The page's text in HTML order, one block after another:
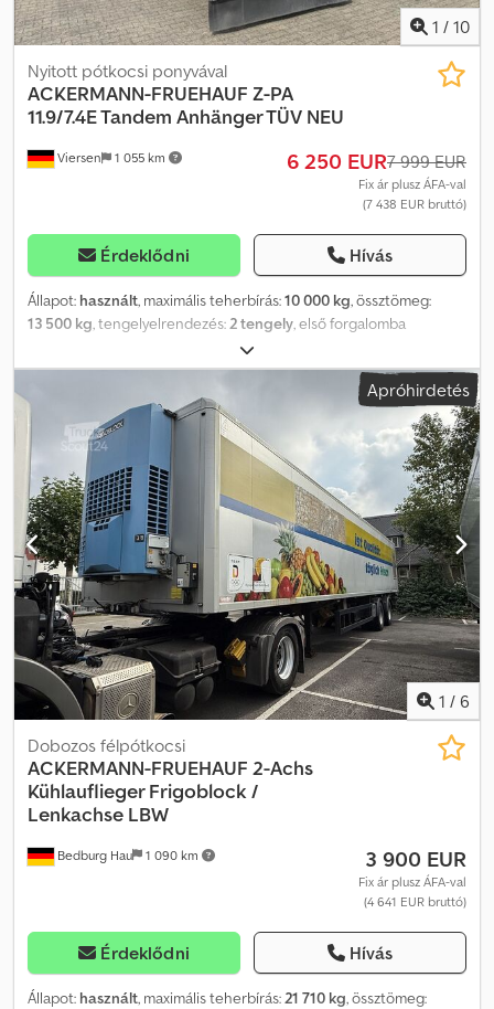
1 / 10
Viersen 1 055 km
Nyitott pótkocsi ponyvával
ACKERMANN-FRUEHAUF Z-PA
11.9/7.4E Tandem Anhänger TÜV NEU
6 250 EUR7 999 EUR
Fix ár plusz ÁFA-val
(7 438 EUR bruttó)
Érdeklődni Hívás
Állapot: használt, maximális teherbírás:10 000 kg, össztömeg:
13 500 kg, tengelyelrendezés:2 tengely, első forgalomba
, következő vizsga (TÜV):
7 100 mm, rakodótér szélesség:2 500 mm, raktérmagasság:2 700
, Felszereltség:
, ACKERMANN Tandem
pótkocsi * Üzembe helyezés: 2007/11 * Hasznos teherbírás: 10 000
kg * Saját tömeg: 3 500 kg Dedozgpixspfx Adxjwa * Állítható
magasságú vontatórúd * Gumik állapota kb. 80–90% *
285/70R19.5 * Műszaki érvényes: 2027/05-ig * Biztonsági vizsga
érvényes: 2026/11-ig * Német forgalomba helyezés
Apróhirdetés
1 / 6
Bedburg Hau 1 090 km
Dobozos félpótkocsi
ACKERMANN-FRUEHAUF 2-Achs
Kühlauflieger Frigoblock /
Lenkachse LBW
3 900 EUR
Fix ár plusz ÁFA-val
(4 641 EUR bruttó)
Érdeklődni Hívás
Állapot: használt, maximális teherbírás:21 710 kg, össztömeg: